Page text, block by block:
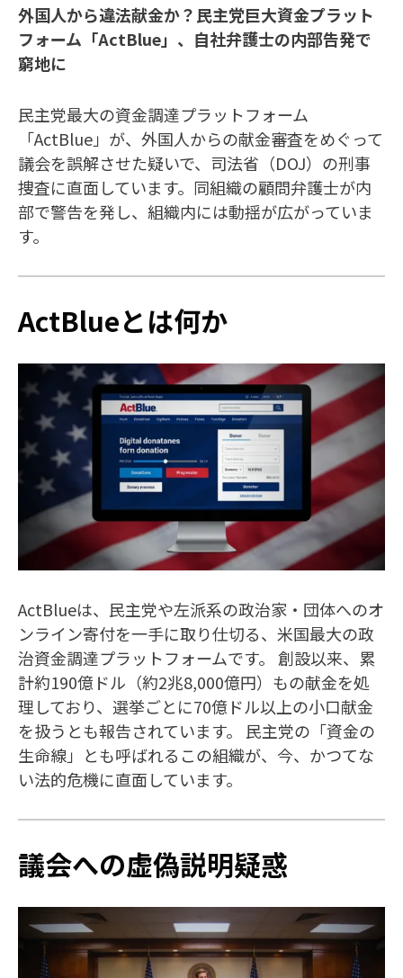
外国人から違法献金か？民主党巨大資金プラット
フォーム「ActBlue」、自社弁護士の内部告発で
窮地に
民主党最大の資金調達プラットフォーム
「ActBlue」が、外国人からの献金審査をめぐって
議会を誤解させた疑いで、司法省（DOJ）の刑事
捜査に直面しています。同組織の顧問弁護士が内
部で警告を発し、組織内には動揺が広がっていま
す。
ActBlueとは何か
ActBlueは、民主党や左派系の政治家・団体へのオ
ンライン寄付を一手に取り仕切る、米国最大の政
治資金調達プラットフォームです。 創設以来、累
計約190億ドル（約2兆8,000億円）もの献金を処
理しており、選挙ごとに70億ドル以上の小口献金
を扱うとも報告されています。 民主党の「資金の
生命線」とも呼ばれるこの組織が、今、かつてな
い法的危機に直面しています。
議会への虚偽説明疑惑